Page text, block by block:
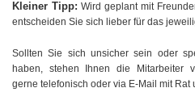
Kleiner Tipp: Wird geplant mit
entscheiden Sie sich lieber für das
Sollten Sie sich unsicher sein oder
haben, stehen Ihnen die Mitarbeiter
gerne telefonisch oder via E-Mail mit Rat